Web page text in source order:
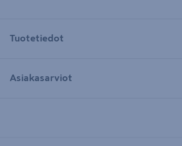
Tuotetiedot
Asiakasarviot